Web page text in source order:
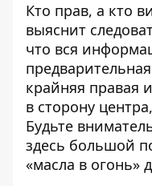
Кто прав, а кто
выяснит
что вся
крайняя правая
в сторону
Будьте
здесь большой
«масла в огонь»